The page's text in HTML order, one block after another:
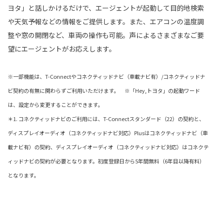
ヨタ」と話しかけるだけで、エージェントが起動して目的地検索
や天気予報などの情報をご提供します。また、エアコンの温度調
整や窓の開閉など、車両の操作も可能。声によるさまざまなご要
望にエージェントがお応えします。
※一部機能は、T-Connectやコネクティッドナビ（車載ナビ有）/コネクティッドナ
ビ契約の有無に関わらずご利用いただけます。 ※「Hey,トヨタ」の起動ワード
は、設定から変更することができます。
＊1. コネクティッドナビのご利用には、T-Connectスタンダード（22）の契約と、
ディスプレイオーディオ（コネクティッドナビ対応）Plusはコネクティッドナビ（車
載ナビ有）の契約、ディスプレイオーディオ（コネクティッドナビ対応）はコネクテ
ィッドナビの契約が必要となります。初度登録日から5年間無料（6年目以降有料）
となります。